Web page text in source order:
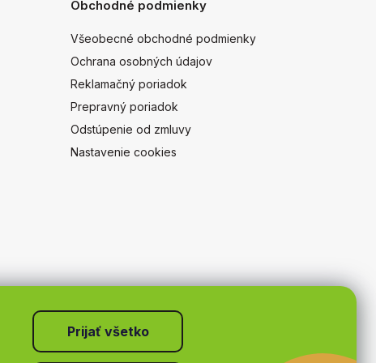
Obchodné podmienky
Všeobecné obchodné podmienky
Ochrana osobných údajov
Reklamačný poriadok
Prepravný poriadok
Odstúpenie od zmluvy
Nastavenie cookies